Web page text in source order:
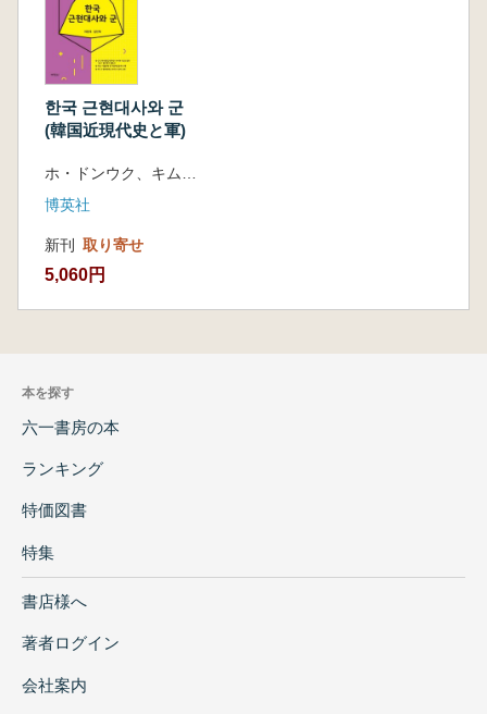
한국 근현대사와 군
(韓国近現代史と軍)
博英社
新刊 取り寄せ
5,060円
本を探す
六一書房の本
ランキング
特価図書
特集
書店様へ
著者ログイン
会社案内